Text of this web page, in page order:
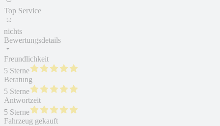
Top Service
nichts
Bewertungsdetails
Freundlichkeit
5 Sterne
Beratung
5 Sterne
Antwortzeit
5 Sterne
Fahrzeug gekauft